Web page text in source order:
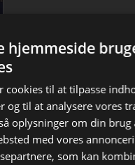
Din specialist i trykte
udviklede sig
godt positioneret til at
pålidelige elektronik-,
hjemmeside
cookies til at tilpasse
og til at analysere vores
oplysninger om din brug
med vores
som kan